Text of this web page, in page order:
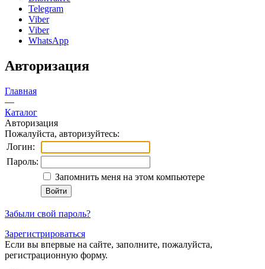
Telegram
Viber
Viber
WhatsApp
Авторизация
Главная
—
Каталог
Авторизация
Пожалуйста, авторизуйтесь:
Логин:
Пароль:
Запомнить меня на этом компьютере
Забыли свой пароль?
Зарегистрироваться
Если вы впервые на сайте, заполните, пожалуйста,
регистрационную форму.